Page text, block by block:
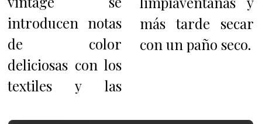
introducen notas
de color
deliciosas con los
textiles y las
más tarde secar
con un paño seco.